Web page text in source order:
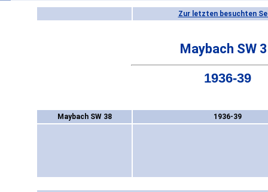
Zur letzten besuchten
Maybach SW
1936-39
Maybach SW 38 1936-39